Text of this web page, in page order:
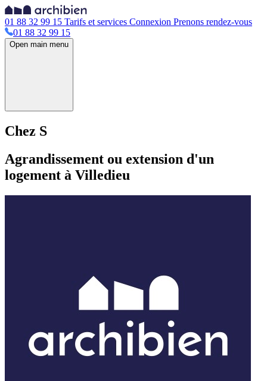
01 88 32 99 15 Tarifs et services Connexion Prenons rendez-vous
01 88 32 99 15
Open main menu
Chez S
Agrandissement ou extension d'un
logement à Villedieu